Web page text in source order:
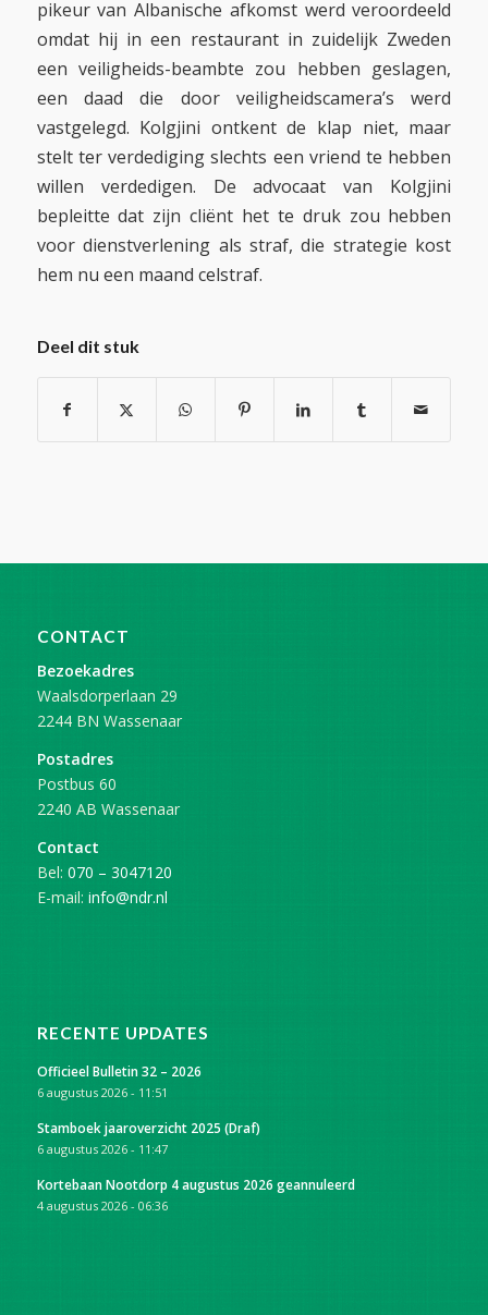
pikeur van Albanische afkomst werd veroordeeld
omdat hij in een restaurant in zuidelijk Zweden
een veiligheids-beambte zou hebben geslagen,
een daad die door veiligheidscamera’s werd
vastgelegd. Kolgjini ontkent de klap niet, maar
stelt ter verdediging slechts een vriend te hebben
willen verdedigen. De advocaat van Kolgjini
bepleitte dat zijn cliënt het te druk zou hebben
voor dienstverlening als straf, die strategie kost
hem nu een maand celstraf.
Deel dit stuk
CONTACT
Bezoekadres
Waalsdorperlaan 29
2244 BN Wassenaar
Postadres
Postbus 60
2240 AB Wassenaar
Contact
Bel: 070 – 3047120
E-mail: info@ndr.nl
RECENTE UPDATES
Officieel Bulletin 32 – 2026
6 augustus 2026 - 11:51
Stamboek jaaroverzicht 2025 (Draf)
6 augustus 2026 - 11:47
Kortebaan Nootdorp 4 augustus 2026 geannuleerd
4 augustus 2026 - 06:36